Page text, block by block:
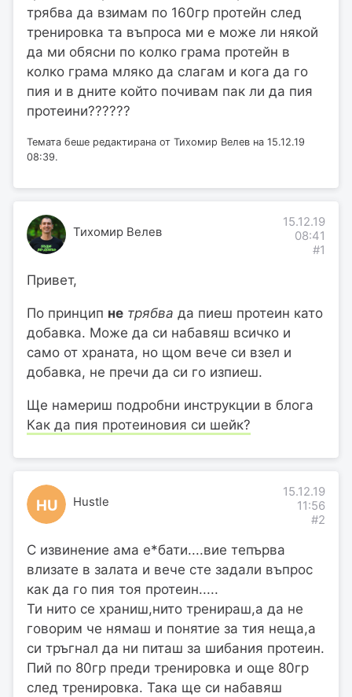
трябва да взимам по 160гр протейн след
тренировка та въпроса ми е може ли някой
да ми обясни по колко грама протейн в
колко грама мляко да слагам и кога да го
пия и в дните който почивам пак ли да пия
протеини??????
Темата беше редактирана от Тихомир Велев на 15.12.19
08:39.
Тихомир Велев
15.12.19
08:41
#1
Привет,
По принцип не трябва да пиеш протеин като
добавка. Може да си набавяш всичко и
само от храната, но щом вече си взел и
добавка, не пречи да си го изпиеш.
Ще намериш подробни инструкции в блога
Как да пия протеиновия си шейк?
HU Hustle
15.12.19
11:56
#2
С извинение ама е*бати....вие тепърва
влизате в залата и вече сте задали въпрос
как да го пия тоя протеин.....
Ти нито се храниш,нито тренираш,а да не
говорим че нямаш и понятие за тия неща,а
си тръгнал да ни питаш за шибания протеин.
Пий по 80гр преди тренировка и още 80гр
след тренировка. Така ще си набавяш